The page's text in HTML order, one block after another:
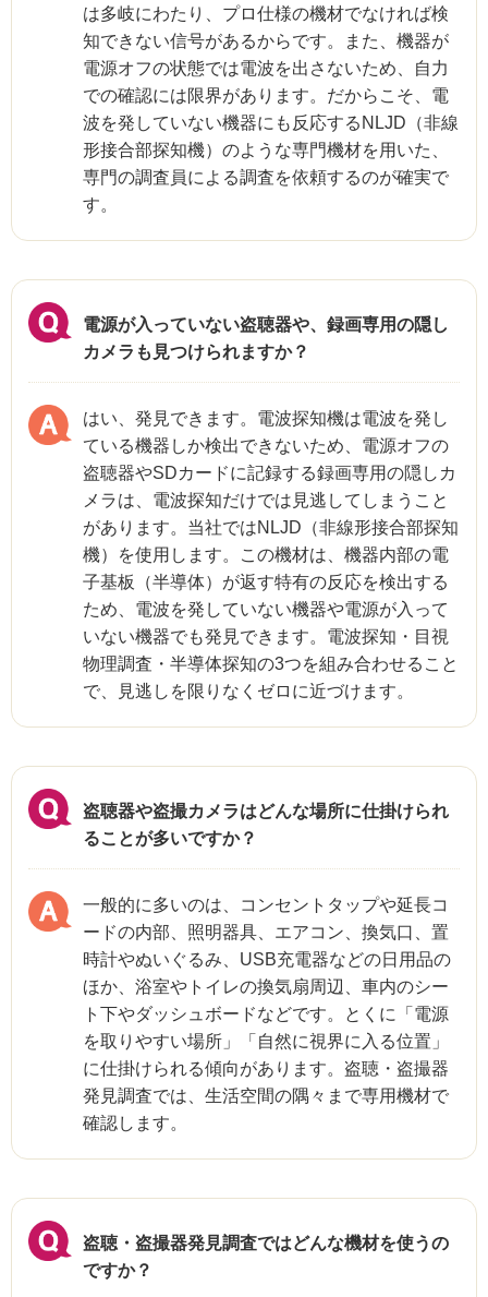
は多岐にわたり、プロ仕様の機材でなければ検
知できない信号があるからです。また、機器が
電源オフの状態では電波を出さないため、自力
での確認には限界があります。だからこそ、電
波を発していない機器にも反応するNLJD（非線
形接合部探知機）のような専門機材を用いた、
専門の調査員による調査を依頼するのが確実で
す。
電源が入っていない盗聴器や、録画専用の隠し
カメラも見つけられますか？
はい、発見できます。電波探知機は電波を発し
ている機器しか検出できないため、電源オフの
盗聴器やSDカードに記録する録画専用の隠しカ
メラは、電波探知だけでは見逃してしまうこと
があります。当社ではNLJD（非線形接合部探知
機）を使用します。この機材は、機器内部の電
子基板（半導体）が返す特有の反応を検出する
ため、電波を発していない機器や電源が入って
いない機器でも発見できます。電波探知・目視
物理調査・半導体探知の3つを組み合わせること
で、見逃しを限りなくゼロに近づけます。
盗聴器や盗撮カメラはどんな場所に仕掛けられ
ることが多いですか？
一般的に多いのは、コンセントタップや延長コ
ードの内部、照明器具、エアコン、換気口、置
時計やぬいぐるみ、USB充電器などの日用品の
ほか、浴室やトイレの換気扇周辺、車内のシー
ト下やダッシュボードなどです。とくに「電源
を取りやすい場所」「自然に視界に入る位置」
に仕掛けられる傾向があります。盗聴・盗撮器
発見調査では、生活空間の隅々まで専用機材で
確認します。
盗聴・盗撮器発見調査ではどんな機材を使うの
ですか？